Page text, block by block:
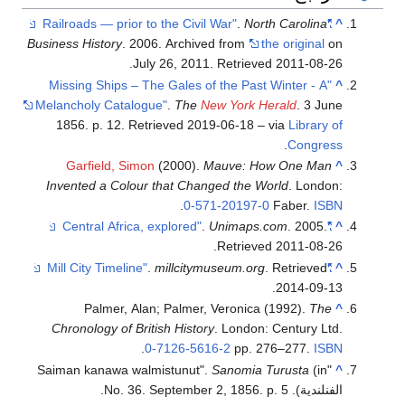
^
"Railroads — prior to the Civil War"
.North Carolina
Business History. 2006. Archived from the original on
July 26, 2011
. Retrieved 2011-08-26
.
^
"Missing Ships – The Gales of the Past Winter - A
Melancholy Catalogue" TheNew York Herald . 3 June
1856. p. 12 . Retrieved 2019-06-18 – via Library of
Congress
.
^
Garfield, Simon (2000).Mauve: How One Man
Invented a Colour that Changed the World . London:
Faber. ISBN
0-571-20197-0
.
^
"Central Africa, explored"
. Unimaps.com. 2005.
Retrieved2011-08-26
.
^
"Mill City Timeline"
.millcitymuseum.org . Retrieved
2014-09-13
^
Palmer, Alan; Palmer, Veronica (1992). The
Chronology of British History. London: Century Ltd.
pp. 276–277. ISBN
0-7126-5616-2
.
^
"Saiman kanawa walmistunut".
Sanomia Turusta (in
الفنلندية). No. 36. September 2, 1856. p. 5.